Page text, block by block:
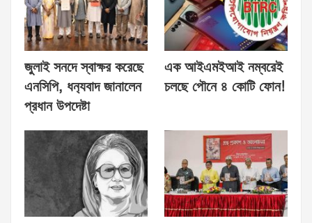
জুলাই সনদে স্বাক্ষর করেছে
এনসিপি, ধন‍্যবাদ জানালেন
প্রধান উপদেষ্টা
এক আইএমইআই নম্বরেই
চলছে পৌনে ৪ কোটি ফোন!